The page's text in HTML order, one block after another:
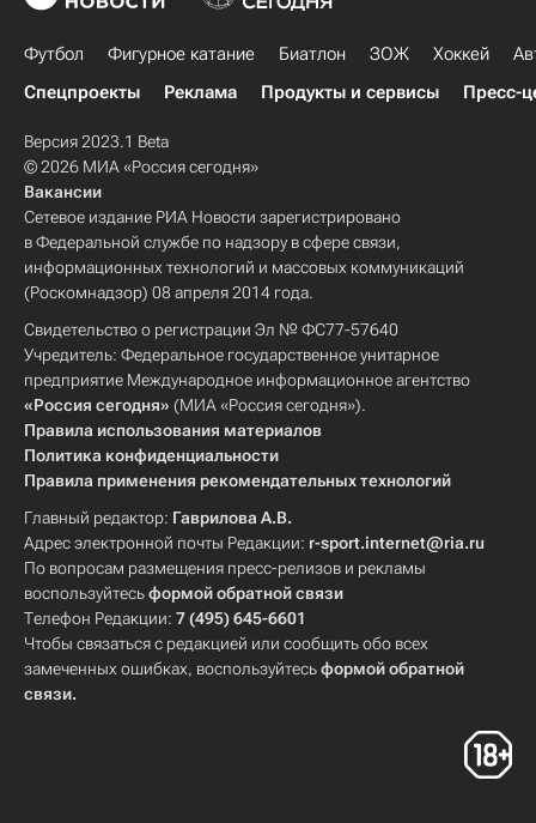
Футбол Фигурное катание Биатлон ЗОЖ Хоккей
Спецпроекты
Реклама Продукты и сервисы Пресс-
Версия 2023.1 Beta
© 2026 МИА «Россия сегодня»
Вакансии
Сетевое издание РИА Новости зарегистрировано
в Федеральной службе по надзору в сфере связи,
информационных технологий и массовых коммуникаций
(Роскомнадзор) 08 апреля 2014 года.
Свидетельство о регистрации Эл № ФС77-57640
Учредитель: Федеральное государственное унитарное
предприятие Международное информационное агентство
«Россия сегодня» (МИА «Россия сегодня»).
Правила использования материалов
Политика конфиденциальности
Правила применения рекомендательных технологий
Главный редактор: Гаврилова А.В.
Адрес электронной почты Редакции: r-sport.internet@ria.ru
По вопросам размещения пресс-релизов и рекламы
воспользуйтесьформой обратной связи
Телефон Редакции: 7 (495) 645-6601
Чтобы связаться с редакцией или сообщить обо всех
замеченных ошибках, воспользуйтесьформой обратной
связи.